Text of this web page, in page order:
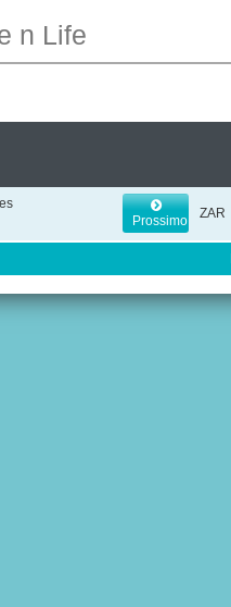
n Life
Prossimo
ZAR